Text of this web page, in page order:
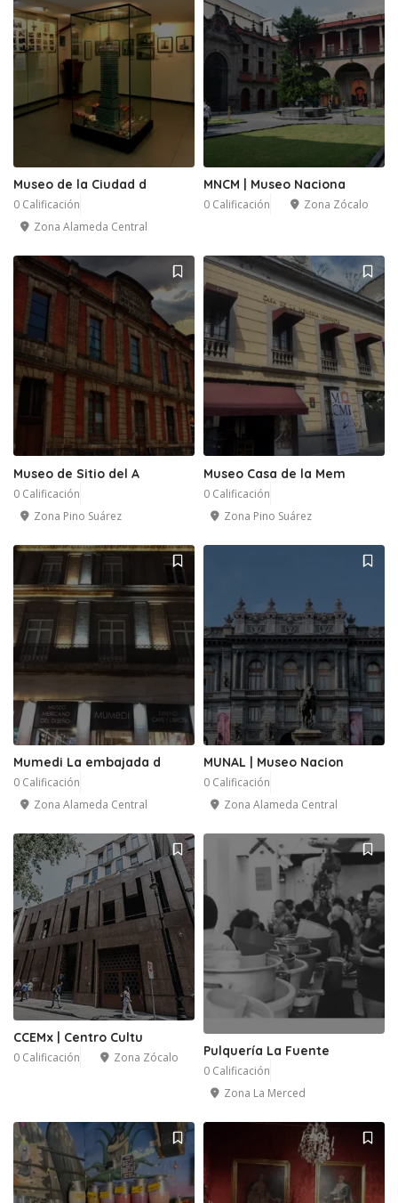
Museo de la Ciudad d
0 Calificación
Zona Alameda Central
MNCM | Museo Naciona
0 Calificación Zona Zócalo
Museo de Sitio del A
0 Calificación
Zona Pino Suárez
Museo Casa de la Mem
0 Calificación
Zona Pino Suárez
Mumedi La embajada d
0 Calificación
Zona Alameda Central
MUNAL | Museo Nacion
0 Calificación
Zona Alameda Central
CCEMx | Centro Cultu
0 Calificación Zona Zócalo Pulquería La Fuente
0 Calificación
Zona La Merced